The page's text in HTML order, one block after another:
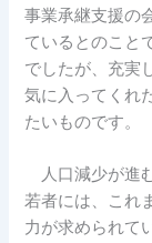
事業承継支援の
ているとのこと
でしたが、充実
気に入ってくれ
たいものです。
人口減少が進
若者には、これ
力が求められて